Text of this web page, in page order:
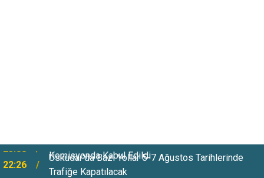
22:26
Üsküdar'da Bazı Yollar 5-7 Ağustos Tarihlerinde
Trafiğe Kapatılacak